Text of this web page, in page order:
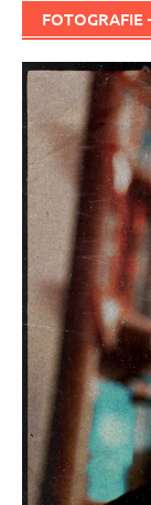
FOTOGRAFIE